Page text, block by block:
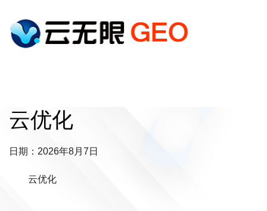
云优化
日期：2026年8月7日
云优化